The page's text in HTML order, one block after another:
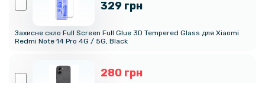
329 грн
Захисне скло Full Screen Full Glue 3D Tempered Glass для Xiaomi
Redmi Note 14 Pro 4G / 5G, Black
280 грн